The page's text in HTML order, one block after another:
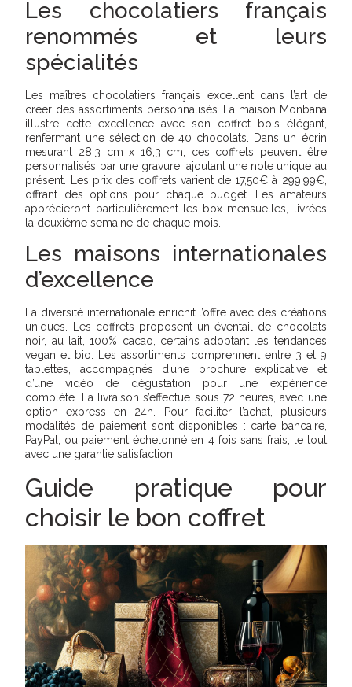
Les chocolatiers français
renommés et leurs
spécialités
Les maîtres chocolatiers français excellent dans l’art de
créer des assortiments personnalisés. La maison Monbana
illustre cette excellence avec son coffret bois élégant,
renfermant une sélection de 40 chocolats. Dans un écrin
mesurant 28,3 cm x 16,3 cm, ces coffrets peuvent être
personnalisés par une gravure, ajoutant une note unique au
présent. Les prix des coffrets varient de 17,50€ à 299,99€,
offrant des options pour chaque budget. Les amateurs
apprécieront particulièrement les box mensuelles, livrées
la deuxième semaine de chaque mois.
Les maisons internationales
d’excellence
La diversité internationale enrichit l’offre avec des créations
uniques. Les coffrets proposent un éventail de chocolats
noir, au lait, 100% cacao, certains adoptant les tendances
vegan et bio. Les assortiments comprennent entre 3 et 9
tablettes, accompagnés d’une brochure explicative et
d’une vidéo de dégustation pour une expérience
complète. La livraison s’effectue sous 72 heures, avec une
option express en 24h. Pour faciliter l’achat, plusieurs
modalités de paiement sont disponibles : carte bancaire,
PayPal, ou paiement échelonné en 4 fois sans frais, le tout
avec une garantie satisfaction.
Guide pratique pour
choisir le bon coffret